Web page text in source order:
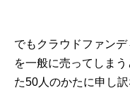
でもクラウドファン
を一般に売ってしま
た50人のかたに申し訳